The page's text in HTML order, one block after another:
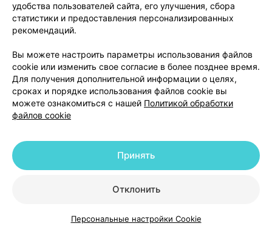
Размещение рекламы
Медицинский маркетинг
Публичный договор
Доставка
Способы оплаты
Вакансии
Партнеры
Написать руководителю 103.by
Написать в поддержку
Персональные настройки Cookie
© 2026 ООО «Артокс Лаб», УНП 191700409 | 220012, Республика Беларусь,
+375 291212755
удобства пользователей сайта, его улучшения, сбора
статистики и предоставления персонализированных
рекомендаций.
Вы можете настроить параметры использования файлов
cookie или изменить свое согласие в более позднее время.
Для получения дополнительной информации о целях,
сроках и порядке использования файлов cookie вы
можете ознакомиться с нашей Политикой обработки
файлов cookie
Отклонить
Принять
Персональные настройки Cookie